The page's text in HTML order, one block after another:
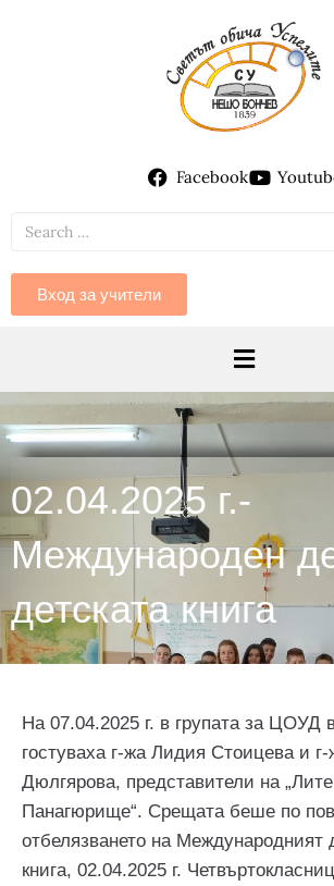
Facebook
Вход за учители
02.04.2025 г.-
Международен
детската книга
На 07.04.2025 г. в групата за ЦОУД
гостуваха г-жа Лидия Стоицева и
Дюлгярова, представители на
Панагюрище“. Срещата беше по
отбелязването на Международният
книга, 02.04.2025 г.